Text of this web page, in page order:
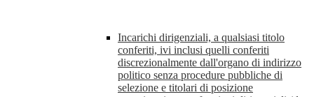
Incarichi dirigenziali, a qualsiasi titolo
conferiti, ivi inclusi quelli conferiti
discrezionalmente dall'organo di indirizzo
politico senza procedure pubbliche di
selezione e titolari di posizione